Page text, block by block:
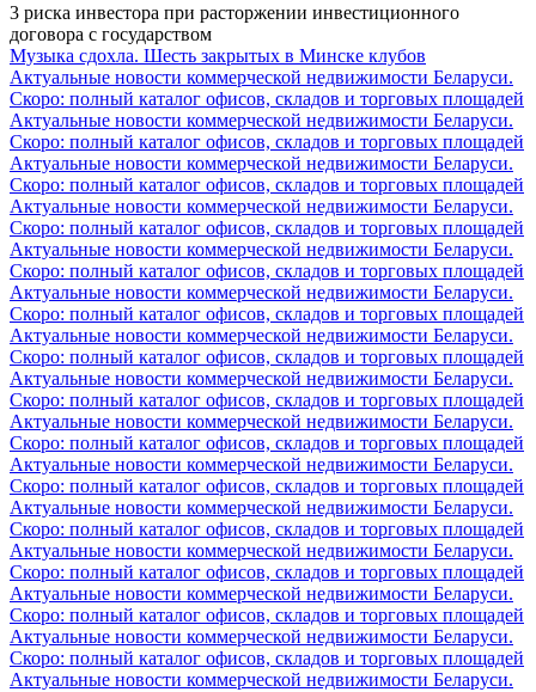
3 риска инвестора при расторжении инвестиционного
договора с государством
Музыка сдохла. Шесть закрытых в Минске клубов
Актуальные новости коммерческой недвижимости Беларуси.
Скоро: полный каталог офисов, складов и торговых площадей
Актуальные новости коммерческой недвижимости Беларуси.
Скоро: полный каталог офисов, складов и торговых площадей
Актуальные новости коммерческой недвижимости Беларуси.
Скоро: полный каталог офисов, складов и торговых площадей
Актуальные новости коммерческой недвижимости Беларуси.
Скоро: полный каталог офисов, складов и торговых площадей
Актуальные новости коммерческой недвижимости Беларуси.
Скоро: полный каталог офисов, складов и торговых площадей
Актуальные новости коммерческой недвижимости Беларуси.
Скоро: полный каталог офисов, складов и торговых площадей
Актуальные новости коммерческой недвижимости Беларуси.
Скоро: полный каталог офисов, складов и торговых площадей
Актуальные новости коммерческой недвижимости Беларуси.
Скоро: полный каталог офисов, складов и торговых площадей
Актуальные новости коммерческой недвижимости Беларуси.
Скоро: полный каталог офисов, складов и торговых площадей
Актуальные новости коммерческой недвижимости Беларуси.
Скоро: полный каталог офисов, складов и торговых площадей
Актуальные новости коммерческой недвижимости Беларуси.
Скоро: полный каталог офисов, складов и торговых площадей
Актуальные новости коммерческой недвижимости Беларуси.
Скоро: полный каталог офисов, складов и торговых площадей
Актуальные новости коммерческой недвижимости Беларуси.
Скоро: полный каталог офисов, складов и торговых площадей
Актуальные новости коммерческой недвижимости Беларуси.
Скоро: полный каталог офисов, складов и торговых площадей
Актуальные новости коммерческой недвижимости Беларуси.